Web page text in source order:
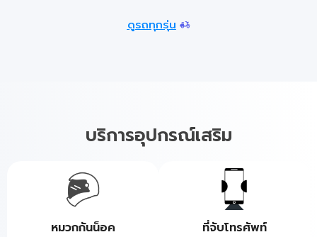
ดูรถทุกรุ่น
บริการอุปกรณ์เสริม
หมวกกันน็อค ที่จับโทรศัพท์